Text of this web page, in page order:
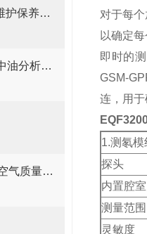
HI3604电磁辐射分析仪的维护保养需要从多个方面入手
Deckma OMD-32A在线水中油分析仪的参数介绍
AL4021甲醛分析仪是室内空气质量的守护者
对于每
以确定
即时的
GSM-
连，用
1.测氡模
探头
内置腔
测量范围
灵敏度